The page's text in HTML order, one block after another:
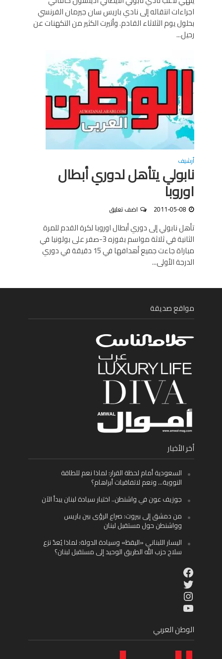
اجراءات انتقاله إلى نادي باريس سان جيرمان الفرنسي
بحلول يوم الثلاثاء القادم. وأثيرت الكثير من التكهنات عن
رحيل...
أرشيف
نابولي يتأهل لدوري أبطال
اوروبا
2011-05-08 اضف تعليق
تأهل نابولي إلى دوري أبطال اوروبا لكرة القدم للمرة
الثانية في ثلاثة مواسم بفوزه 3-صفر على بولونيا في
مباراة جاءت جميع أهدافها في 15 دقيقة في دوري
الدرجة الأولى...
مواقع صديقة
أخر الأخبار
السعودية أمام لحظة القرار: لماذا نعم للطاقة
النووية… ونعم لاتفاقيات أبراهام؟
جوزيف عون في واشنطن.. اختبار سيادة لبنان يبدأ الآن
من دمشق إلى بيروت: صراع الرؤى بين باريس
وواشنطن حول مستقبل لبنان
اليسار اللبناني «اليقظ» وسيادة الدولة: لماذا يُعدّ نزع
سلاح حزب الله الطريق الوحيد إلى مستقبل لبنان؟
Facebook
Twitter
Instagram
YouTube
الوطن العربي